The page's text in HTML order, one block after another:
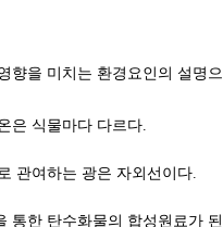
은 식물마다 다르다.
관여하는 광은 자외선이다.
통한 탄수화물의 합성원료가 된